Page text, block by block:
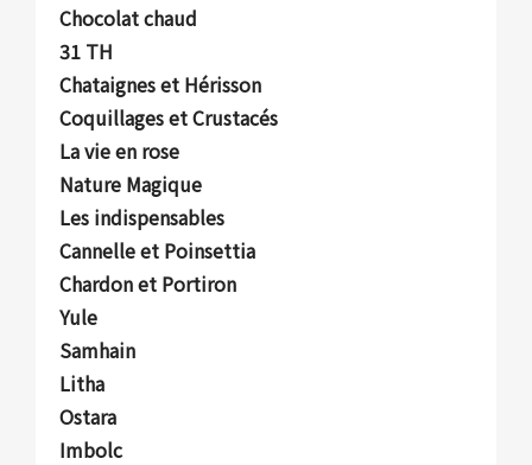
Chocolat chaud
31 TH
Chataignes et Hérisson
Coquillages et Crustacés
La vie en rose
Nature Magique
Les indispensables
Cannelle et Poinsettia
Chardon et Portiron
Yule
Samhain
Litha
Ostara
Imbolc